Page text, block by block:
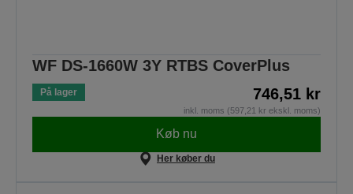
WF DS-1660W 3Y RTBS CoverPlus
På lager 746,51 kr
inkl. moms (597,21 kr ekskl. moms)
Køb nu
Her køber du